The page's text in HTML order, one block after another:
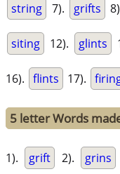
string 7). grifts
siting 12). glints
16). flints 17).
5 letter Words
1). grift 2). grins